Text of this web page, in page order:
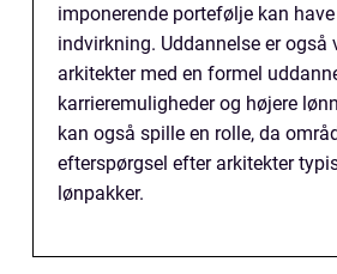
imponerende portefølje kan
indvirkning. Uddannelse er også
arkitekter med en formel
karrieremuligheder og højere
kan også spille en rolle, da
efterspørgsel efter arkitekter
lønpakker.